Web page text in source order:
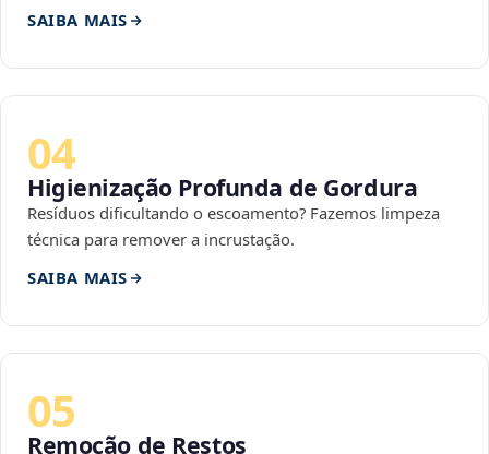
SAIBA MAIS
04
Higienização Profunda de Gordura
Resíduos dificultando o escoamento? Fazemos limpeza
técnica para remover a incrustação.
SAIBA MAIS
05
Remoção de Restos